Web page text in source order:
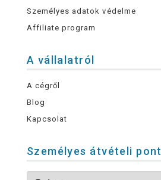
Személyes adatok védelme
Affiliate program
A vállalatról
A cégről
Blog
Kapcsolat
Személyes átvételi pont